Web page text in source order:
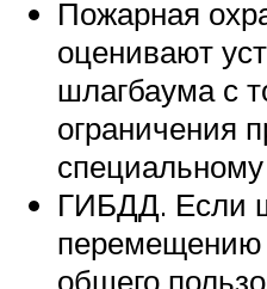
Пожарная
оценивают
шлагбаума с
ограничения
специальному
ГИБДД. Если
перемещению
общего